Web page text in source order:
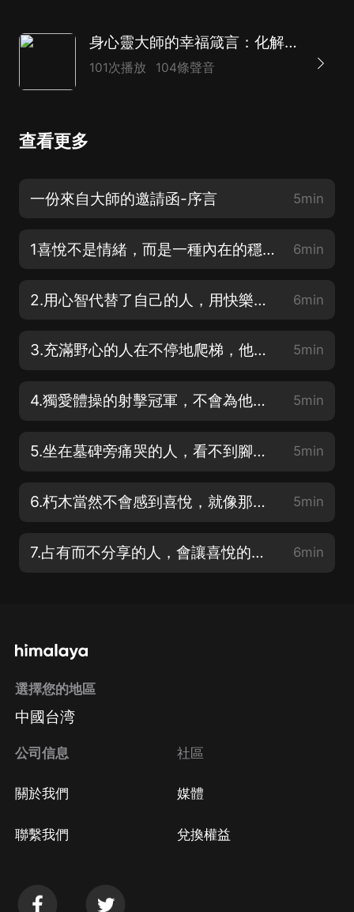
身心靈大師的幸福箴言：化解內心衝突，強化情緒價值
101次播放 104條聲音
查看更多
一份來自大師的邀請函-序言 5min
1喜悅不是情緒，而是一種內在的穩定狀態-第一章 誰奪走了我們充盈的喜悅 6min
2.用心智代替了自己的人，用快樂代替了喜悅 6min
3.充滿野心的人在不停地爬梯，他們没空喜悅 5min
4.獨愛體操的射擊冠軍，不會為他的環數喜悅 5min
5.坐在墓碑旁痛哭的人，看不到腳下正盛開的花 5min
6.朽木當然不會感到喜悅，就像那覺知遲鈍的人 5min
7.占有而不分享的人，會讓喜悅的花兒没有土壤 6min
選擇您的地區
中國台湾
公司信息
關於我們
聯繫我們
社區
媒體
兌換權益